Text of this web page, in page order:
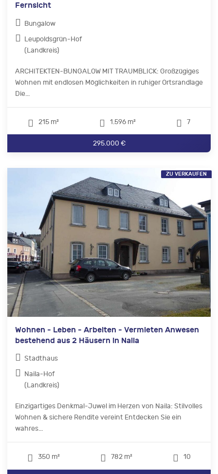
Fernsicht
Bungalow
Leupoldsgrün-Hof
(Landkreis)
ARCHITEKTEN-BUNGALOW MIT TRAUMBLICK: Großzügiges
Wohnen mit endlosen Möglichkeiten in ruhiger Ortsrandlage
Die...
215 m² 1.596 m² 7
295.000 €
Wohnen - Leben - Arbeiten - Vermieten Anwesen
bestehend aus 2 Häusern in Naila
Stadthaus
Naila-Hof
(Landkreis)
Einzigartiges Denkmal-Juwel im Herzen von Naila: Stilvolles
Wohnen & sichere Rendite vereint Entdecken Sie ein
wahres...
350 m² 782 m² 10
ZU VERKAUFEN